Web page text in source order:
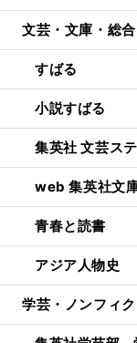
文芸・文庫・総合
すばる
小説すばる
集英社 文芸ス
web 集英社文
青春と読書
アジア人物史
学芸・ノンフィ